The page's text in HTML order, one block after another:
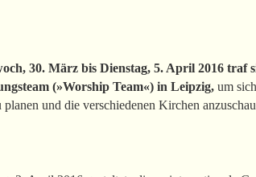
30. März bis Dienstag, 5. April 2016 traf
(»Worship Team«) in Leipzig, um
planen und die verschiedenen Kirchen